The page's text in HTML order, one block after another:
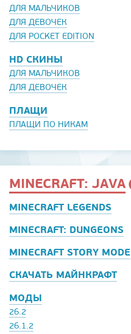
ДЛЯ МАЛЬЧИКОВ
ДЛЯ ДЕВОЧЕК
ДЛЯ POCKET EDITION
HD СКИНЫ
ДЛЯ МАЛЬЧИКОВ
ДЛЯ ДЕВОЧЕК
ПЛАЩИ
ПЛАЩИ ПО НИКАМ
MINECRAFT: JAVA
MINECRAFT LEGENDS
MINECRAFT: DUNGEONS
MINECRAFT STORY MODE
СКАЧАТЬ МАЙНКРАФТ
МОДЫ
26.2
26.1.2